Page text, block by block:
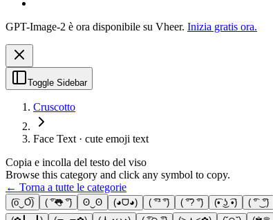
GPT-Image-2 è ora disponibile su Vheer. Inizia gratis ora.
Toggle Sidebar
Cruscotto
Face Text · cute emoji text
Copia e incolla del testo del viso
Browse this category and click any symbol to copy.
← Torna a tutte le categorie
(͡o‿O͡) ( ͡°👅 ͡°) ʘ‿ʘ (◕ᗜ◕) ( ͡°³ ͡°) ( ͡°? ͡°) (͡• ͜ʖ ͡•) ( ͡° ͜ ͡°)